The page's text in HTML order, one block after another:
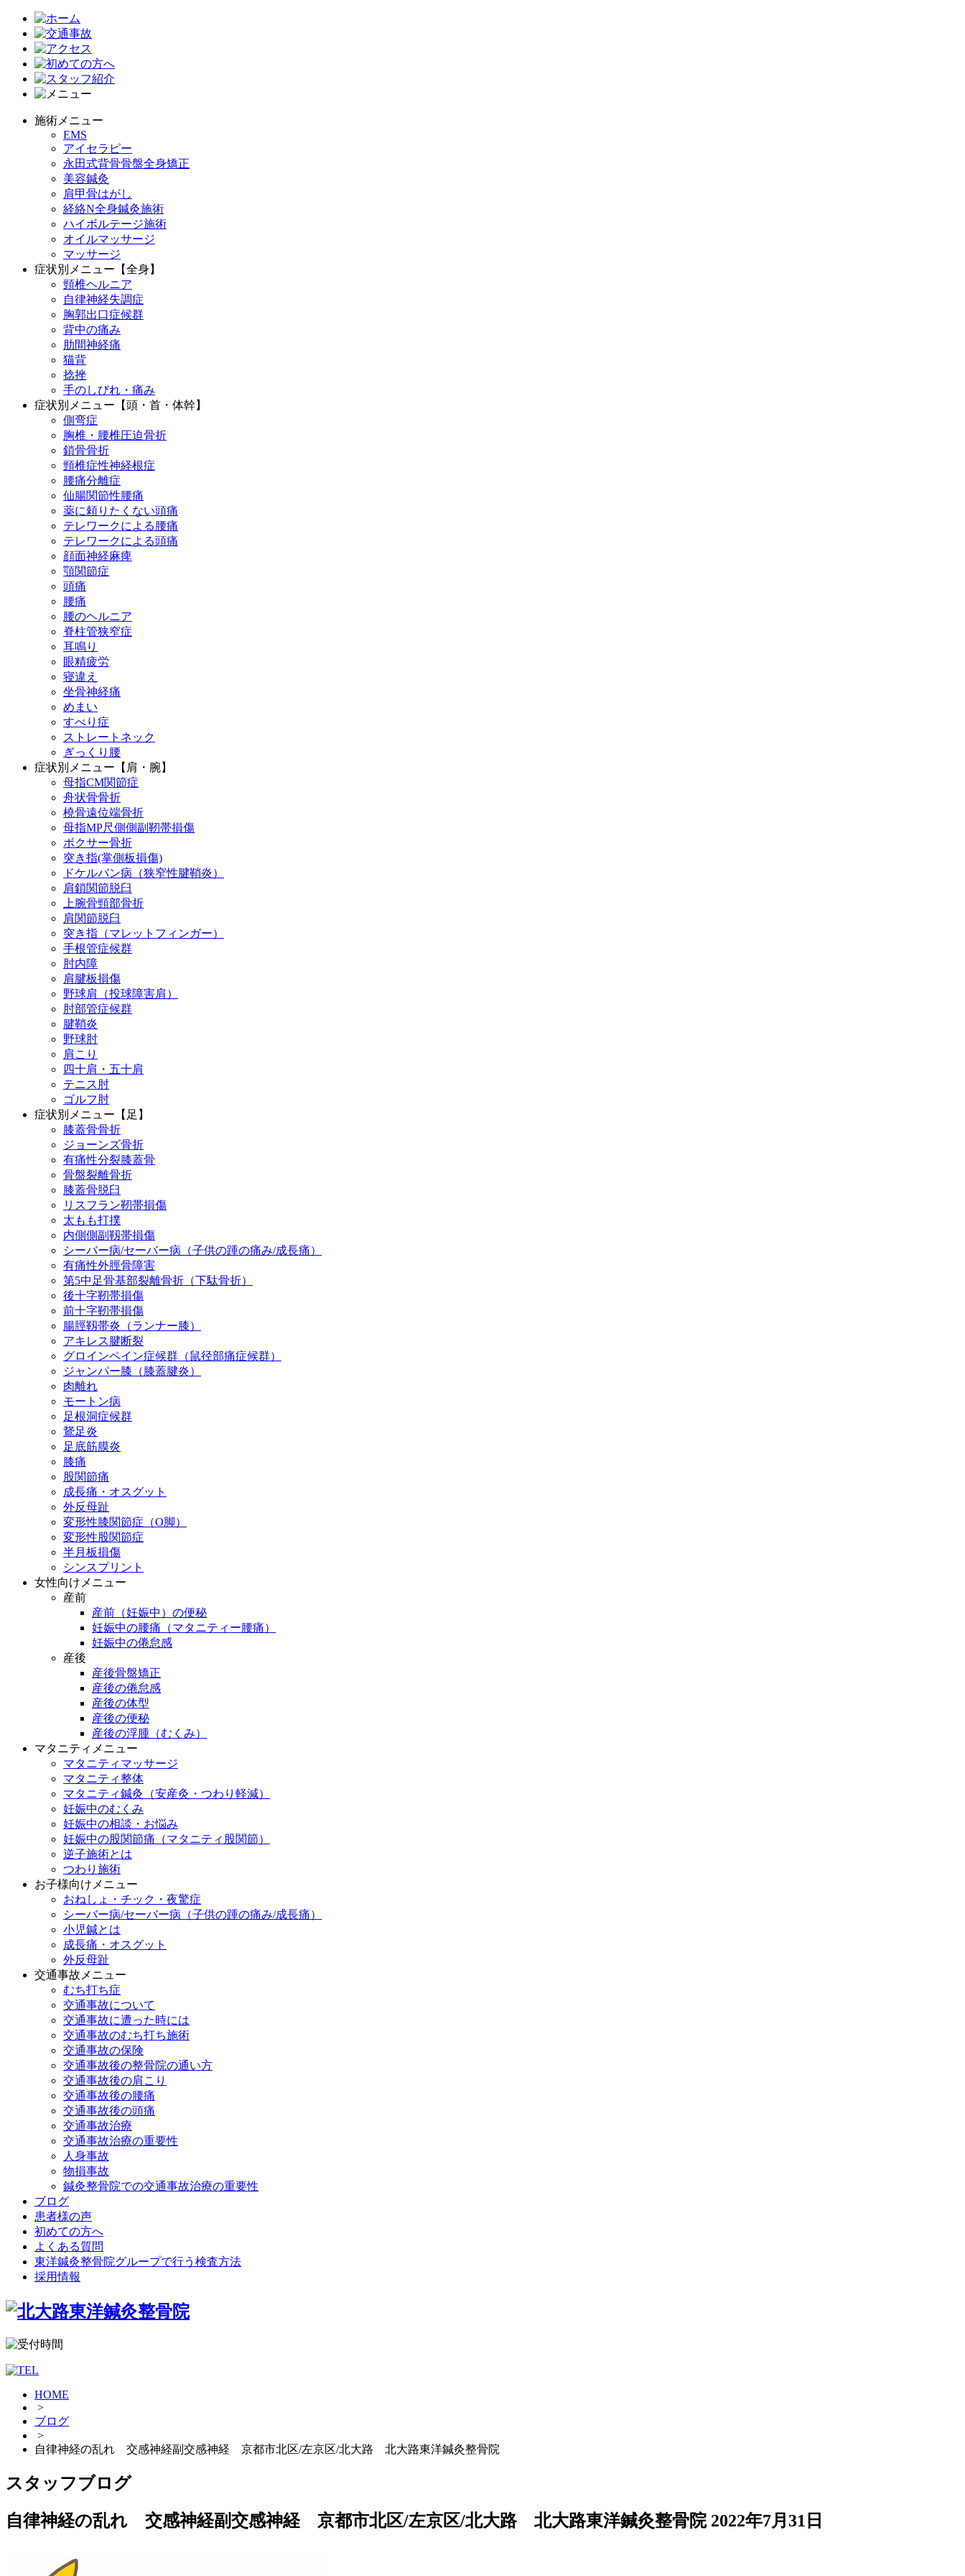
施術メニュー
EMS
アイセラピー
永田式背骨骨盤全身矯正
美容鍼灸
肩甲骨はがし
経絡N全身鍼灸施術
ハイボルテージ施術
オイルマッサージ
マッサージ
症状別メニュー【全身】
頸椎ヘルニア
自律神経失調症
胸郭出口症候群
背中の痛み
肋間神経痛
猫背
捻挫
手のしびれ・痛み
症状別メニュー【頭・首・体幹】
側弯症
胸椎・腰椎圧迫骨折
鎖骨骨折
頸椎症性神経根症
腰痛分離症
仙腸関節性腰痛
薬に頼りたくない頭痛
テレワークによる腰痛
テレワークによる頭痛
顔面神経麻痺
顎関節症
頭痛
腰痛
腰のヘルニア
脊柱管狭窄症
耳鳴り
眼精疲労
寝違え
坐骨神経痛
めまい
すべり症
ストレートネック
ぎっくり腰
症状別メニュー【肩・腕】
母指CM関節症
舟状骨骨折
橈骨遠位端骨折
母指MP尺側側副靭帯損傷
ボクサー骨折
突き指(掌側板損傷)
ドケルバン病（狭窄性腱鞘炎）
肩鎖関節脱臼
上腕骨頸部骨折
肩関節脱臼
突き指（マレットフィンガー）
手根管症候群
肘内障
肩腱板損傷
野球肩（投球障害肩）
肘部管症候群
腱鞘炎
野球肘
肩こり
四十肩・五十肩
テニス肘
ゴルフ肘
症状別メニュー【足】
膝蓋骨骨折
ジョーンズ骨折
有痛性分裂膝蓋骨
骨盤裂離骨折
膝蓋骨脱臼
リスフラン靭帯損傷
太もも打撲
内側側副靱帯損傷
シーバー病/セーバー病（子供の踵の痛み/成長痛）
有痛性外脛骨障害
第5中足骨基部裂離骨折（下駄骨折）
後十字靭帯損傷
前十字靭帯損傷
腸脛靱帯炎（ランナー膝）
アキレス腱断裂
グロインペイン症候群（鼠径部痛症候群）
ジャンパー膝（膝蓋腱炎）
肉離れ
モートン病
足根洞症候群
鵞足炎
足底筋膜炎
膝痛
股関節痛
成長痛・オスグット
外反母趾
変形性膝関節症（O脚）
変形性股関節症
半月板損傷
シンスプリント
女性向けメニュー
産前
産前（妊娠中）の便秘
妊娠中の腰痛（マタニティー腰痛）
妊娠中の倦怠感
産後
産後骨盤矯正
産後の倦怠感
産後の体型
産後の便秘
産後の浮腫（むくみ）
マタニティメニュー
マタニティマッサージ
マタニティ整体
マタニティ鍼灸（安産灸・つわり軽減）
妊娠中のむくみ
妊娠中の相談・お悩み
妊娠中の股関節痛（マタニティ股関節）
逆子施術とは
つわり施術
お子様向けメニュー
おねしょ・チック・夜驚症
シーバー病/セーバー病（子供の踵の痛み/成長痛）
小児鍼とは
成長痛・オスグット
外反母趾
交通事故メニュー
むち打ち症
交通事故について
交通事故に遭った時には
交通事故のむち打ち施術
交通事故の保険
交通事故後の整骨院の通い方
交通事故後の肩こり
交通事故後の腰痛
交通事故後の頭痛
交通事故治療
交通事故治療の重要性
人身事故
物損事故
鍼灸整骨院での交通事故治療の重要性
ブログ
患者様の声
初めての方へ
よくある質問
東洋鍼灸整骨院グループで行う検査方法
採用情報
HOME
>
ブログ
>
自律神経の乱れ 交感神経副交感神経 京都市北区/左京区/北大路 北大路東洋鍼灸整骨院
スタッフブログ
自律神経の乱れ 交感神経副交感神経 京都市北区/左京区/北大路 北大路東洋鍼灸整骨院 2022年7月31日